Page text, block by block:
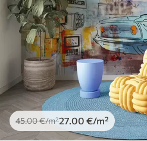
45.00€/m²27.00 €/m²